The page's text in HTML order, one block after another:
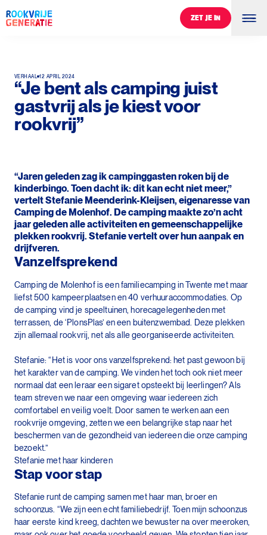
ZET JE IN
ZET JE IN
VERHAAL 12 APRIL 2024
“Je bent als camping juist
gastvrij als je kiest voor
rookvrij”
“Jaren geleden zag ik campinggasten roken bij de
kinderbingo. Toen dacht ik: dit kan echt niet meer,”
vertelt Stefanie Meenderink-Kleijsen, eigenaresse van
Camping de Molenhof. De camping maakte zo’n acht
jaar geleden alle activiteiten en gemeenschappelijke
plekken rookvrij. Stefanie vertelt over hun aanpak en
drijfveren.
Vanzelfsprekend
Camping de Molenhof is een familiecamping in Twente met maar
liefst 500 kampeerplaatsen en 40 verhuuraccommodaties. Op
de camping vind je speeltuinen, horecagelegenheden met
terrassen, de ‘PlonsPlas’ en een buitenzwembad. Deze plekken
zijn allemaal rookvrij, net als alle georganiseerde activiteiten.
Stefanie: “Het is voor ons vanzelfsprekend: het past gewoon bij
het karakter van de camping. We vinden het toch ook niet meer
normaal dat een leraar een sigaret opsteekt bij leerlingen? Als
team streven we naar een omgeving waar iedereen zich
comfortabel en veilig voelt. Door samen te werken aan een
rookvrije omgeving, zetten we een belangrijke stap naar het
beschermen van de gezondheid van iedereen die onze camping
bezoekt.”
Stefanie met haar kinderen
Stap voor stap
Stefanie runt de camping samen met haar man, broer en
schoonzus. “We zijn een echt familiebedrijf. Toen mijn schoonzus
haar eerste kind kreeg, dachten we bewuster na over meeroken,